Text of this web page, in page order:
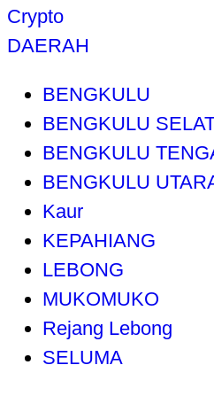
Crypto
DAERAH
BENGKULU
BENGKULU
BENGKULU
BENGKULU
Kaur
KEPAHIANG
LEBONG
MUKOMUKO
Rejang Lebong
SELUMA